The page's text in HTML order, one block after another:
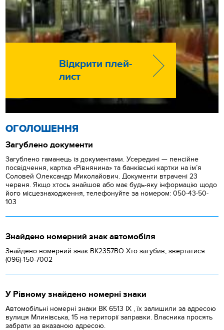
Відкрити плей-
лист
ОГОЛОШЕННЯ
Загублено документи
Загублено гаманець із документами. Усередині — пенсійне
посвідчення, картка «Рівнянина» та банківські картки на ім’я
Соловей Олександр Миколайович. Документи втрачені 23
червня. Якщо хтось знайшов або має будь-яку інформацію щодо
його місцезнаходження, телефонуйте за номером: 050-43-50-
103
Знайдено номерний знак автомобіля
Знайдено номерний знак ВК2357ВО Хто загубив, звертатися
(096)-150-7002
У Рівному знайдено номерні знаки
Автомобільні номерні знаки BK 6513 IX , їх залишили за адресою
вулиця Млинівська, 15 на території заправки. Власника просять
забрати за вказаною адресою.